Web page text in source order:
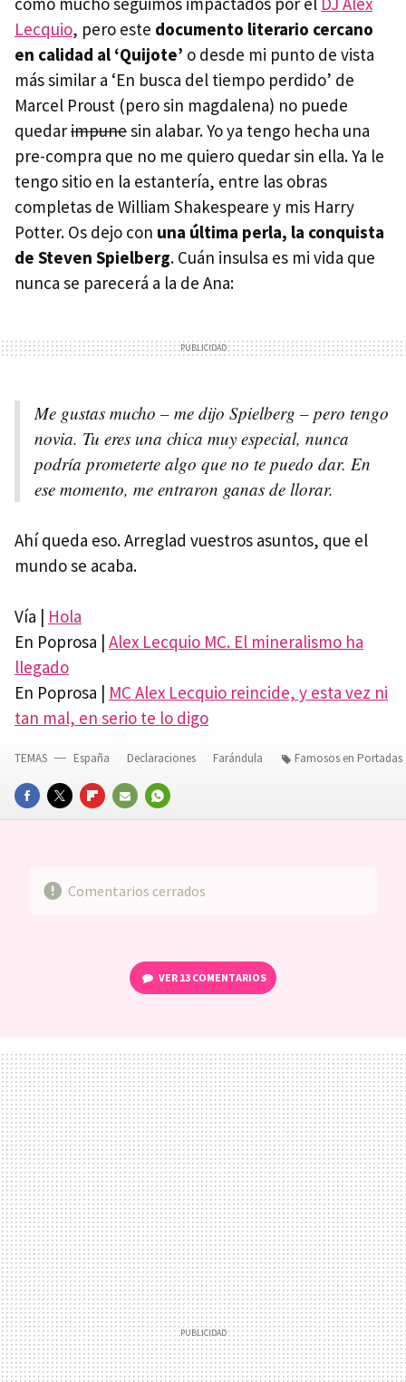
Lecquio, pero este documento literario cercano
en calidad al ‘Quijote’ o desde mi punto de vista
más similar a ‘En busca del tiempo perdido’ de
Marcel Proust (pero sin magdalena) no puede
quedarimpunesin alabar. Yo ya tengo hecha una
pre-compra que no me quiero quedar sin ella. Ya le
tengo sitio en la estantería, entre las obras
completas de William Shakespeare y mis Harry
Potter. Os dejo con una última perla, la conquista
de Steven Spielberg. Cuán insulsa es mi vida que
nunca se parecerá a la de Ana:
Me gustas mucho – me dijo Spielberg – pero tengo
novia. Tu eres una chica muy especial, nunca
podría prometerte algo que no te puedo dar. En
ese momento, me entraron ganas de llorar.
Ahí queda eso. Arreglad vuestros asuntos, que el
mundo se acaba.
Vía | Hola
En Poprosa | Alex Lecquio MC. El mineralismo ha
llegado
En Poprosa | MC Alex Lecquio reincide, y esta vez ni
tan mal, en serio te lo digo
FACEBOOKTWITTERFLIPBOARD
E-
WHATSAPP
TEMAS España Declaraciones Farándula Famosos en Portadas
Comentarios cerrados
VER 13 COMENTARIOS